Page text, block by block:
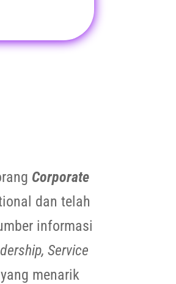
Corporate
dan telah
informasi
Service
menarik